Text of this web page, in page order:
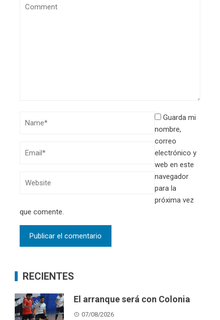
Guarda mi
nombre,
correo
electrónico y
web en este
navegador
para la
próxima vez
que comente.
RECIENTES
El arranque será con Colonia
07/08/2026